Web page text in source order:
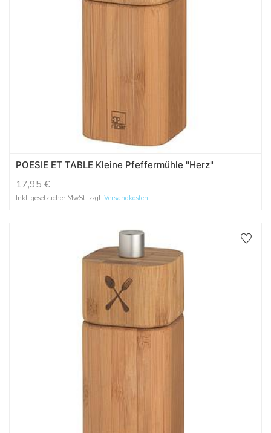
POESIE ET TABLE Kleine Pfeffermühle "Herz"
17,95 €
Inkl. gesetzlicher MwSt. zzgl. Versandkosten